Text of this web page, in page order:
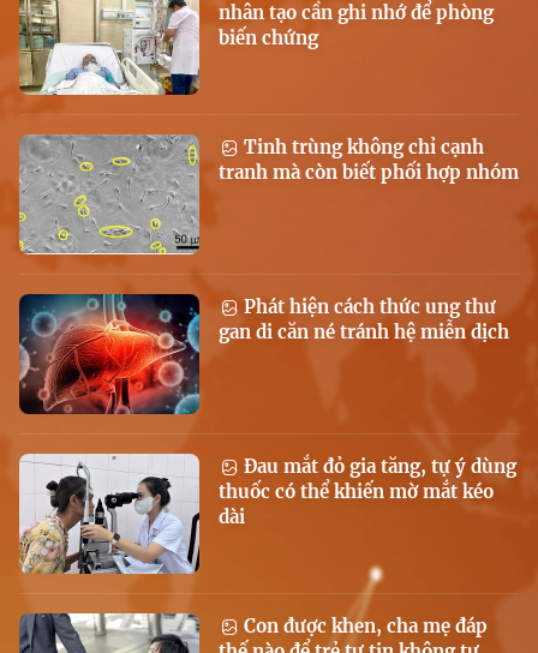
nhân tạo cần ghi nhớ để phòng
biến chứng
Tinh trùng không chỉ cạnh
tranh mà còn biết phối hợp nhóm
Phát hiện cách thức ung thư
gan di căn né tránh hệ miễn dịch
Đau mắt đỏ gia tăng, tự ý dùng
thuốc có thể khiến mờ mắt kéo
dài
Con được khen, cha mẹ đáp